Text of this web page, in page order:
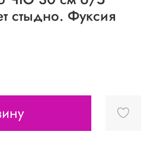
стыдно. Фуксия